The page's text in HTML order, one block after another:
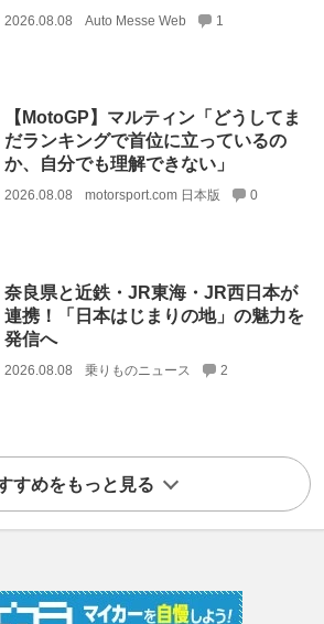
2026.08.08 Auto Messe Web 1
【MotoGP】マルティン「どうしてま
だランキングで首位に立っているの
か、自分でも理解できない」
2026.08.08 motorsport.com 日本版 0
奈良県と近鉄・JR東海・JR西日本が
連携！「日本はじまりの地」の魅力を
発信へ
2026.08.08 乗りものニュース 2
すめをもっと見る